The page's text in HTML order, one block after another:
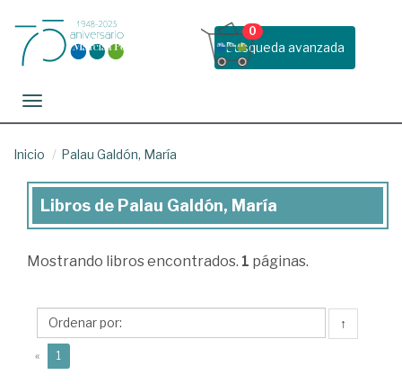
Busqueda avanzada
0
Toggle navigation
Inicio Palau Galdón, María
Libros
Palau
María
Libros de Palau Galdón, María
Mostrando libros encontrados. 1 páginas.
↑
« 1